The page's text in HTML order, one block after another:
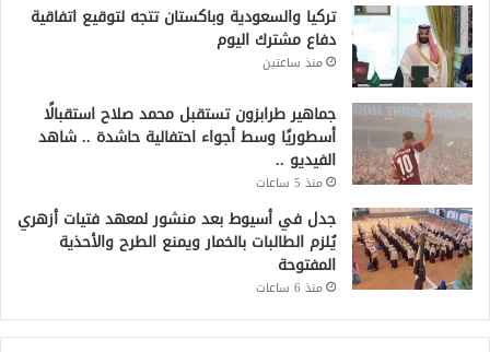
تركيا والسعودية وباكستان تتجه لتوقيع اتفاقية
دفاع مشترك اليوم
منذ ساعتين
جماهير طرابزون تستقبل محمد صلاح استقبالًا
أسطوريًا وسط أجواء احتفالية حاشدة .. شاهد
الفيديو ..
منذ 5 ساعات
جدل في أسيوط بعد منشور لمعهد فتيات أزهري
يُلزم الطالبات بالخمار ويمنع الطرح والأحذية
المفتوحة
منذ 6 ساعات